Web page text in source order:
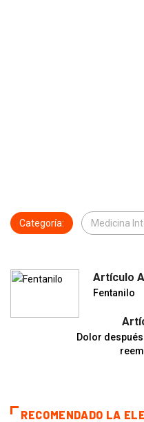
Categoría: Medicina
Artículo
Fentanilo
Dolor
RECOMENDADO LA